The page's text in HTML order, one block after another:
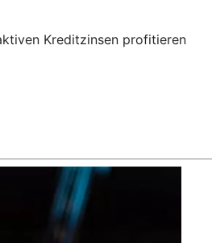
Kreditzinsen profitieren